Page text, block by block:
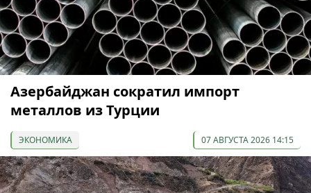
Азербайджан сократил импорт
металлов из Турции
ЭКОНОМИКА 07 АВГУСТА 2026 14:15